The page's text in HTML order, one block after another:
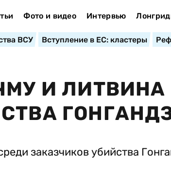
Фото и видео Интервью
ВСУ Вступление в ЕС: кластеры
И ЛИТВИНА